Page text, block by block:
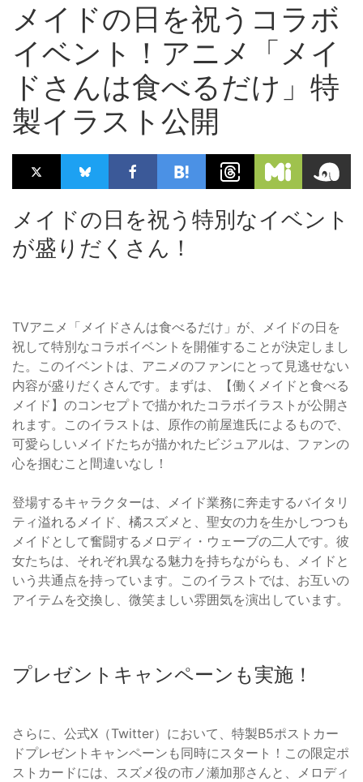
メイドの日を祝うコラボ
イベント！アニメ「メイ
ドさんは食べるだけ」特
製イラスト公開
メイドの日を祝う特別なイベント
が盛りだくさん！
TVアニメ「メイドさんは食べるだけ」が、メイドの日を
祝して特別なコラボイベントを開催することが決定しまし
た。このイベントは、アニメのファンにとって見逃せない
内容が盛りだくさんです。まずは、【働くメイドと食べる
メイド】のコンセプトで描かれたコラボイラストが公開さ
れます。このイラストは、原作の前屋進氏によるもので、
可愛らしいメイドたちが描かれたビジュアルは、ファンの
心を掴むこと間違いなし！
登場するキャラクターは、メイド業務に奔走するバイタリ
ティ溢れるメイド、橘スズメと、聖女の力を生かしつつも
メイドとして奮闘するメロディ・ウェーブの二人です。彼
女たちは、それぞれ異なる魅力を持ちながらも、メイドと
いう共通点を持っています。このイラストでは、お互いの
アイテムを交換し、微笑ましい雰囲気を演出しています。
プレゼントキャンペーンも実施！
さらに、公式X（Twitter）において、特製B5ポストカー
ドプレゼントキャンペーンも同時にスタート！この限定ポ
ストカードには、スズメ役の市ノ瀬加那さんと、メロディ